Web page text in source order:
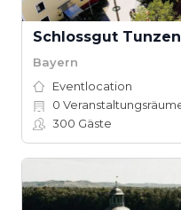
Schlossgut
Bayern
Eventlocation
0
300 Gäste